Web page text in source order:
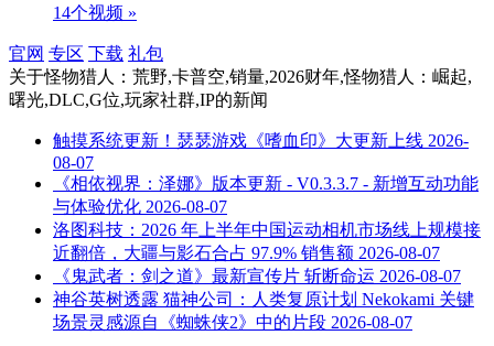
14个视频 »
官网 专区 下载 礼包
关于怪物猎人：荒野,卡普空,销量,2026财年,怪物猎人：崛起,
曙光,DLC,G位,玩家社群,IP的新闻
触摸系统更新！瑟瑟游戏《嗜血印》大更新上线 2026-
08-07
《相依视界：泽娜》版本更新 - V0.3.3.7 - 新增互动功能
与体验优化 2026-08-07
洛图科技：2026 年上半年中国运动相机市场线上规模接
近翻倍，大疆与影石合占 97.9% 销售额 2026-08-07
《鬼武者：剑之道》最新宣传片 斩断命运 2026-08-07
神谷英树透露 猫神公司：人类复原计划 Nekokami 关键
场景灵感源自《蜘蛛侠2》中的片段 2026-08-07